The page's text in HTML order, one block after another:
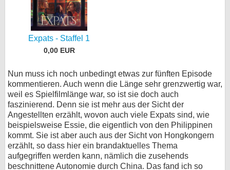
Expats - Staffel 1
0,00 EUR
Nun muss ich noch unbedingt etwas zur fünften Episode
kommentieren. Auch wenn die Länge sehr grenzwertig war,
weil es Spielfilmlänge war, so ist sie doch auch
faszinierend. Denn sie ist mehr aus der Sicht der
Angestellten erzählt, wovon auch viele Expats sind, wie
beispielsweise Essie, die eigentlich von den Philippinen
kommt. Sie ist aber auch aus der Sicht von Hongkongern
erzählt, so dass hier ein brandaktuelles Thema
aufgegriffen werden kann, nämlich die zusehends
beschnittene Autonomie durch China. Das fand ich so